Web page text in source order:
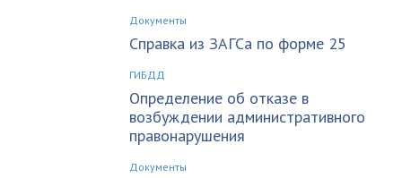
Документы
Справка из ЗАГСа по форме 25
ГИБДД
Определение об отказе в
возбуждении административного
правонарушения
Документы